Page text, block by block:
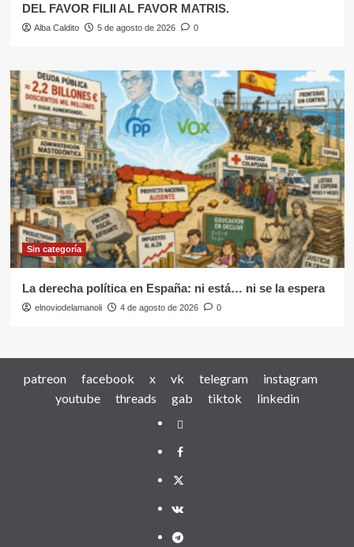
DEL FAVOR FILII AL FAVOR MATRIS.
Alba Caldito 5 de agosto de 2026 0
Sin categoría
La derecha política en España: ni está… ni se la espera
elnoviodelamanoli 4 de agosto de 2026 0
patreon facebook x vk telegram
instagram
youtube
threads gab tiktok linkedin
patreon
facebook
x
vk
telegram